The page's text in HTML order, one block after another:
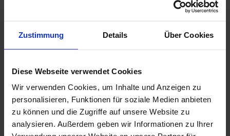
Zustimmung Details Über Cookies
Diese Webseite verwendet Cookies
Wir verwenden Cookies, um Inhalte und Anzeigen zu
personalisieren, Funktionen für soziale Medien anbieten
zu können und die Zugriffe auf unsere Website zu
analysieren. Außerdem geben wir Informationen zu Ihrer
c.steiner@verticus.de
Jetzt kontaktieren
Versicherungsberatung ist Vertrauenssache – geht es im
Extremfall doch um nichts Geringeres als die finanzielle
Existenz. Aus diesem Grund sollten Sie diese Dinge nicht mit
persönlichen Ansprechpartner in Velbert und Umgebung.